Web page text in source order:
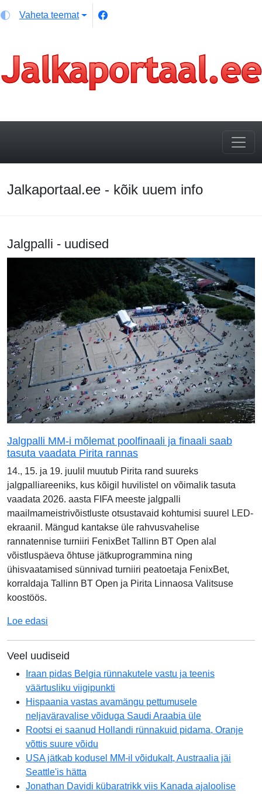
Vaheta teemat
Jalkaportaal.ee - kõik uuem info
Jalgpalli - uudised
Jalgpalli MM-i mõlemat poolfinaali ja finaali saab
tasuta vaadata Pirita rannas
14., 15. ja 19. juulil muutub Pirita rand suureks
jalgpalliareeniks, kus kõigil huvilistel on võimalik tasuta
vaadata 2026. aasta FIFA meeste jalgpalli
maailmameistrivõistluste otsustavaid kohtumisi suurel LED-
ekraanil. Mängud kantakse üle rahvusvahelise
rannatennise turniiri FenixBet Tallinn BT Open alal
võistluspäeva õhtuse jätkuprogrammina ning
ühisvaatamised sünnivad turniiri peatoetaja FenixBet,
korraldaja Tallinn BT Open ja Pirita Linnaosa Valitsuse
koostöös.
Loe edasi
Veel uudiseid
Iraan pidas Belgia rünnakutele vastu ja teenis
väärtusliku viigipunkti
Hispaania vastas avamängu pettumusele
neljaväravalise võiduga Saudi Araabia üle
Rootsi ei saanud Hollandi rünnakuid pidama, Oranje
võttis suure võidu
USA jätkab kodusel MM-il võidukalt, Austraalia jäi
Seattle'is hätta
Jonathan Davidi kübaratrikk viis Kanada ajaloolise